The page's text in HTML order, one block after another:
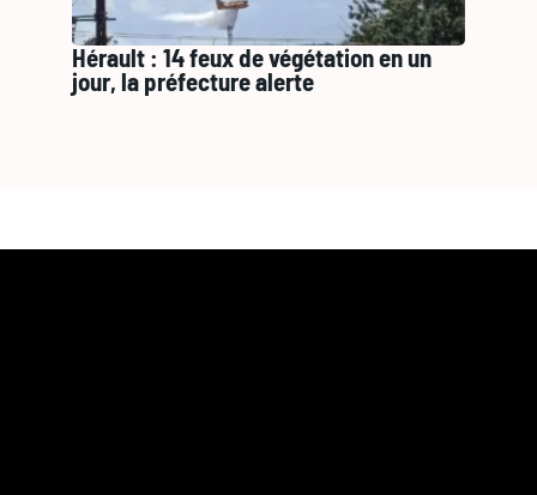
Hérault : 14 feux de végétation en un
jour, la préfecture alerte